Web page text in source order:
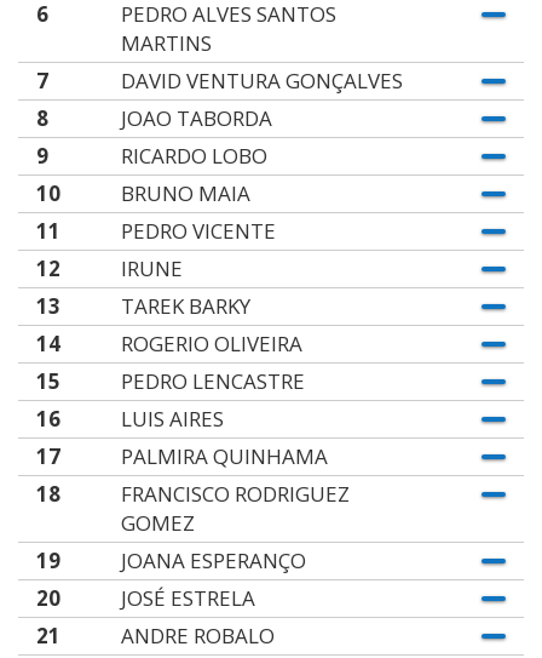
6
PEDRO ALVES SANTOS
MARTINS
7
DAVID VENTURA GONÇALVES
8
JOAO TABORDA
9
RICARDO LOBO
10
BRUNO MAIA
11
PEDRO VICENTE
12
IRUNE
13
TAREK BARKY
14
ROGERIO OLIVEIRA
15
PEDRO LENCASTRE
16
LUIS AIRES
17
PALMIRA QUINHAMA
18
FRANCISCO RODRIGUEZ
GOMEZ
19
JOANA ESPERANÇO
20
JOSÉ ESTRELA
21
ANDRE ROBALO